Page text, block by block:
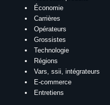
Économie
Carrières
Opérateurs
Grossistes
Technologie
Régions
Vars, ssii, intégrateurs
E-commerce
Entretiens